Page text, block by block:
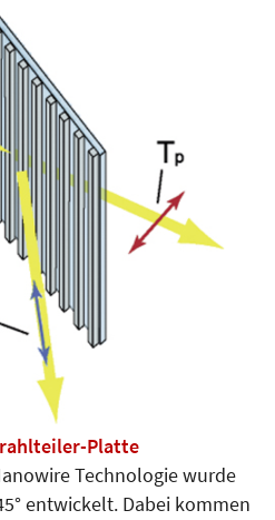
Platte
Technologie wurde
entwickelt. Dabei kommen